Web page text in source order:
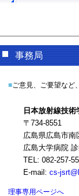
事務局
■ご意見、ご要望など
日本放射線技
〒734-8551
広島県広島市南
広島大学病院
TEL: 082-257-
E-mail:cs-
理事専用ページへ